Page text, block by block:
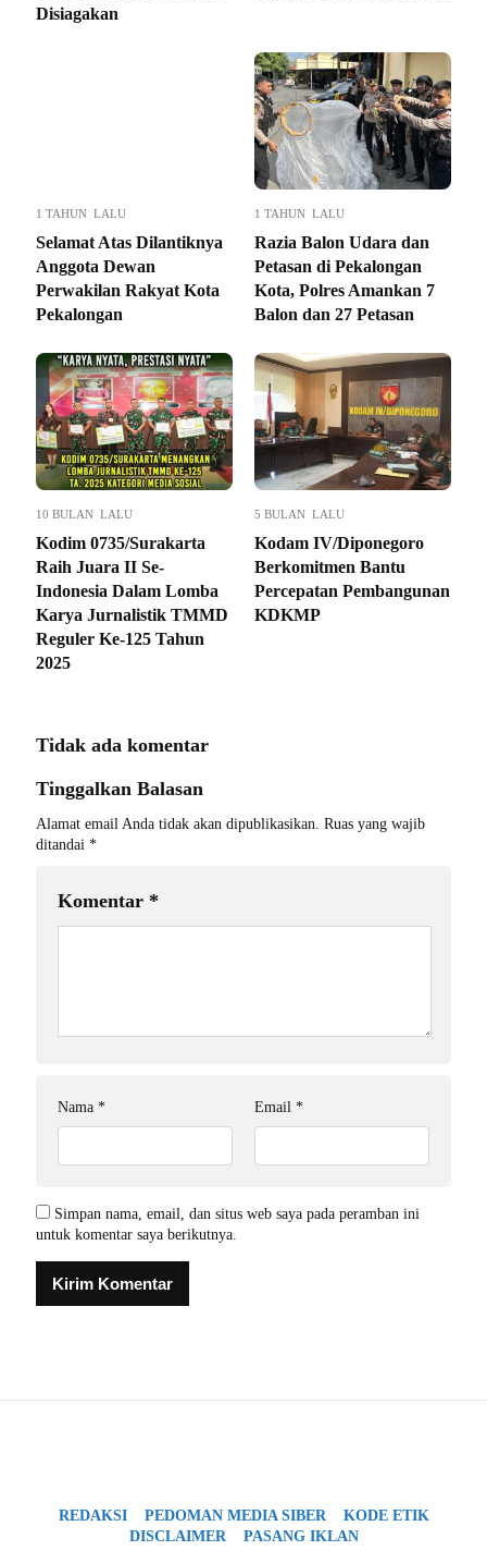
Disiagakan
1 TAHUN LALU
Selamat Atas Dilantiknya
Anggota Dewan
Perwakilan Rakyat Kota
Pekalongan
1 TAHUN LALU
Razia Balon Udara dan
Petasan di Pekalongan
Kota, Polres Amankan 7
Balon dan 27 Petasan
10 BULAN LALU
Kodim 0735/Surakarta
Raih Juara II Se-
Indonesia Dalam Lomba
Karya Jurnalistik TMMD
Reguler Ke-125 Tahun
2025
5 BULAN LALU
Kodam IV/Diponegoro
Berkomitmen Bantu
Percepatan Pembangunan
KDKMP
Tidak ada komentar
Tinggalkan Balasan
Alamat email Anda tidak akan dipublikasikan. Ruas yang wajib
ditandai *
Komentar *
Nama * Email *
Simpan nama, email, dan situs web saya pada peramban ini
untuk komentar saya berikutnya.
REDAKSI PEDOMAN MEDIA SIBER
KODE ETIK
DISCLAIMER
PASANG IKLAN